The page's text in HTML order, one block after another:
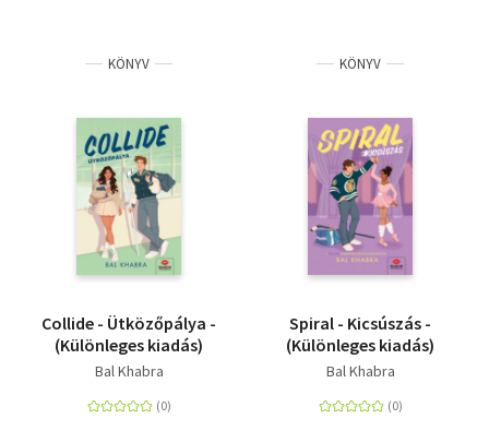
KÖNYV
Collide - Ütközőpálya -
(Különleges kiadás)
Bal Khabra
KÖNYV
Spiral - Kicsúszás -
(Különleges kiadás)
Bal Khabra